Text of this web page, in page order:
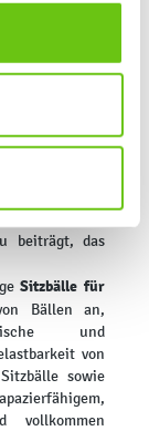
Zustimmung,
werden nur
Website
unten
zum Spielen
Kindern mit
die
beiträgt, das
Sitzbälle für
Bällen an,
und
von
sowie
vollkommen